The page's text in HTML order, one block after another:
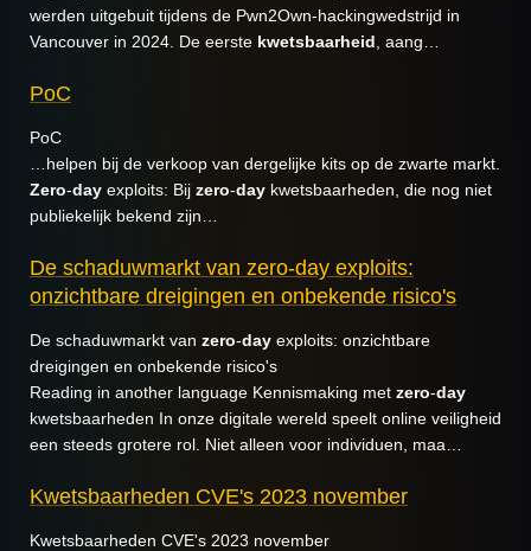
werden uitgebuit tijdens de Pwn2Own-hackingwedstrijd in
Vancouver in 2024. De eerste kwetsbaarheid , aang…
PoC
PoC
…helpen bij de verkoop van dergelijke kits op de zwarte markt.
Zero-day exploits: Bij zero-day kwetsbaarheden, die nog niet
publiekelijk bekend zijn…
De schaduwmarkt van zero-day exploits:
onzichtbare dreigingen en onbekende risico's
De schaduwmarkt van zero-day exploits: onzichtbare
dreigingen en onbekende risico's
Reading in another language Kennismaking met zero-day
kwetsbaarheden In onze digitale wereld speelt online veiligheid
een steeds grotere rol. Niet alleen voor individuen, maa…
Kwetsbaarheden CVE's 2023 november
Kwetsbaarheden CVE's 2023 november